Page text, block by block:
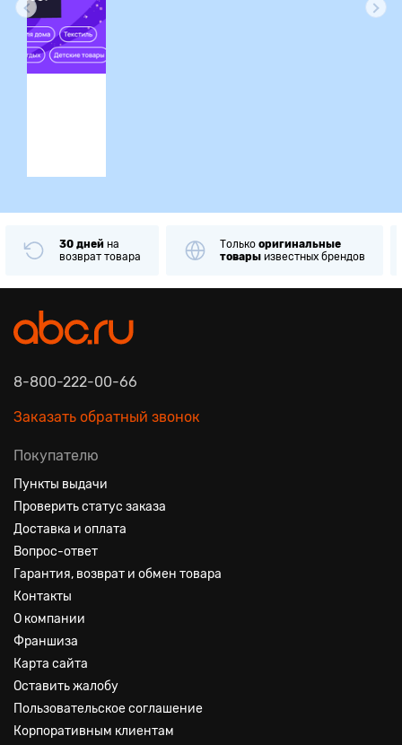
30 днейна
возврат товара
Толькооригинальные
товарыизвестных брендов
8-800-222-00-66
Заказать обратный звонок
Покупателю
Пункты выдачи
Проверить статус заказа
Доставка и оплата
Вопрос-ответ
Гарантия, возврат и обмен товара
Контакты
О компании
Франшиза
Карта сайта
Оставить жалобу
Пользовательское соглашение
Корпоративным клиентам